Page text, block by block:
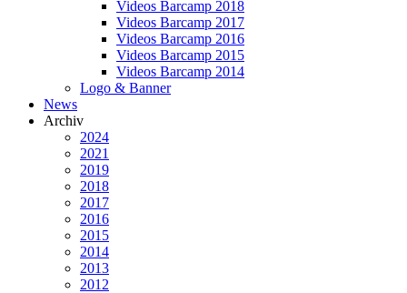
Videos Barcamp 2018
Videos Barcamp 2017
Videos Barcamp 2016
Videos Barcamp 2015
Videos Barcamp 2014
Logo & Banner
News
Archiv
2024
2021
2019
2018
2017
2016
2015
2014
2013
2012